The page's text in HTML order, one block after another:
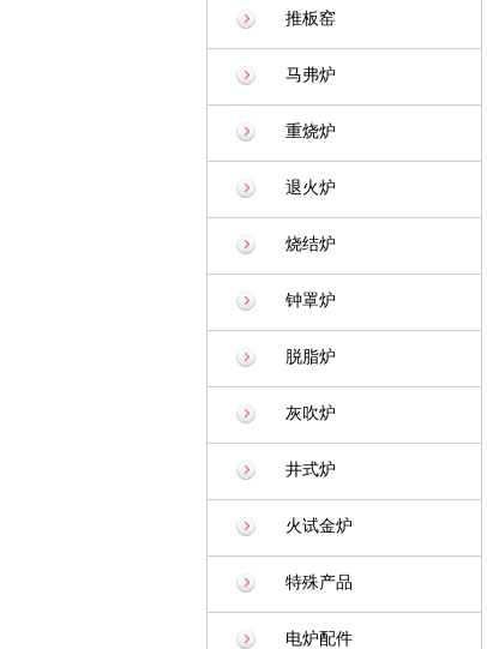
推板窑
马弗炉
重烧炉
退火炉
烧结炉
钟罩炉
脱脂炉
灰吹炉
井式炉
火试金炉
特殊产品
电炉配件